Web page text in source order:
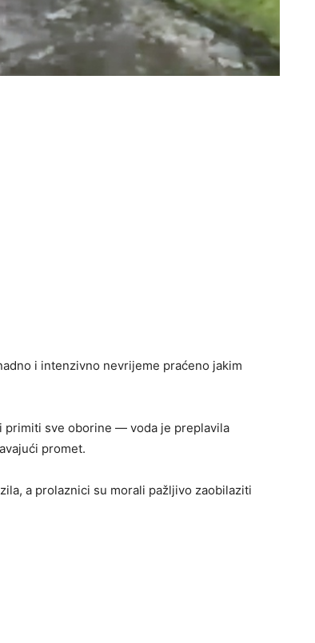
i intenzivno nevrijeme praćeno jakim
primiti sve oborine — voda je preplavila
promet.
a prolaznici su morali pažljivo zaobilaziti